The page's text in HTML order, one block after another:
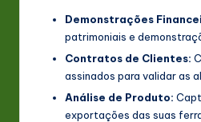
Demonstrações
patrimoniais e
Contratos de Clientes:
assinados para validar as
Análise de Produto:
exportações das suas